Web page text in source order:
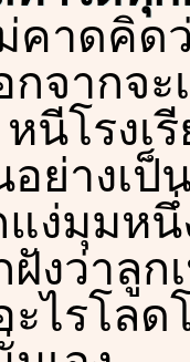
คาดคิ
จากจะ
นีโรงเ
ย่างเป็
แง่มุมห
งว่าลูก
ไรโลด